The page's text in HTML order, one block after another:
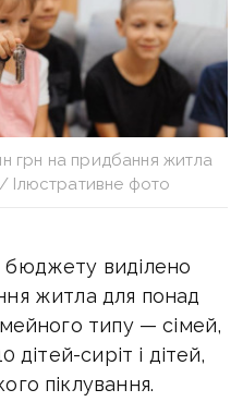
грн на придбання житла
Ілюстративне фото
бюджету виділено
житла для понад
типу — сімей,
дітей-сиріт і дітей,
піклування.